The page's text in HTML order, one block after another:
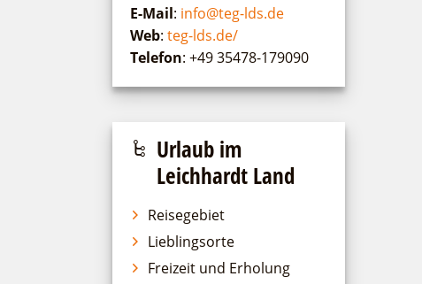
E-Mail: info@teg-lds.de
Web:teg-lds.de/
Telefon: +49 35478-179090
Urlaub im
Leichhardt Land
Reisegebiet
Lieblingsorte
Freizeit und Erholung